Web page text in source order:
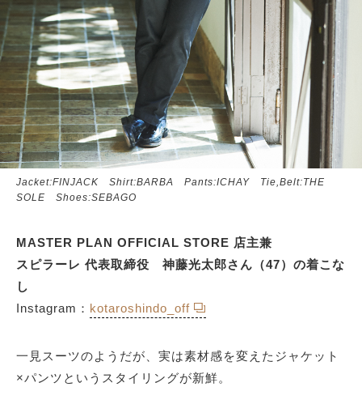
Jacket:FINJACK Shirt:BARBA Pants:ICHAY Tie,Belt:THE
SOLE Shoes:SEBAGO
MASTER PLAN OFFICIAL STORE 店主兼
スピラーレ 代表取締役 神藤光太郎さん（47）の着こな
し
Instagram： kotaroshindo_off
一見スーツのようだが、実は素材感を変えたジャケット
×パンツというスタイリングが新鮮。